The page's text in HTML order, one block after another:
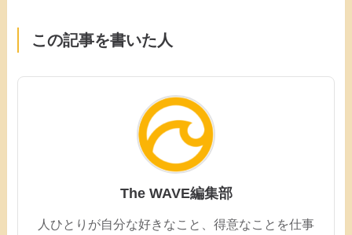
この記事を書いた人
The WAVE編集部
人ひとりが自分な好きなこと、得意なことを仕事